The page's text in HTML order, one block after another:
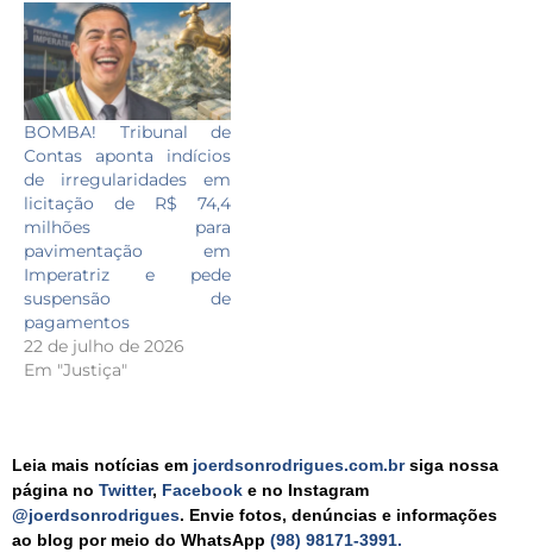
BOMBA! Tribunal de
Contas aponta indícios
de irregularidades em
licitação de R$ 74,4
milhões para
pavimentação em
Imperatriz e pede
suspensão de
pagamentos
22 de julho de 2026
Em "Justiça"
Leia mais notícias em joerdsonrodrigues.com.brsiga nossa
página no Twitter, Facebook e no Instagram
@joerdsonrodrigues. Envie fotos, denúncias e informações
ao blog por meio do WhatsApp (98) 98171-3991.